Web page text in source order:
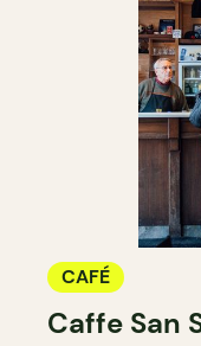
CAFÉ
Caffe San